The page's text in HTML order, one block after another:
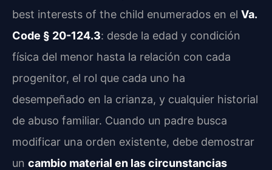
best interests of the child enumerados en el Va.
Code § 20-124.3: desde la edad y condición
física del menor hasta la relación con cada
progenitor, el rol que cada uno ha
desempeñado en la crianza, y cualquier historial
de abuso familiar. Cuando un padre busca
modificar una orden existente, debe demostrar
un cambio material en las circunstancias